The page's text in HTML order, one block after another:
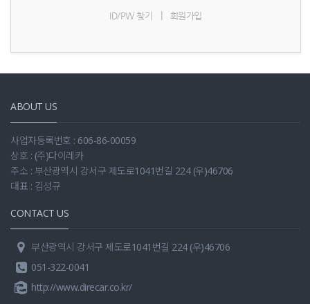
ID/PW 찾기 회원가입
ABOUT US
사업자등록번호 : 606-86-00059
상호 : (주)다이레카
주소 : 부산광역시 강서구 제도로1041번길 224 (우)46706
대표 : 김성규
CONTACT US
부산광역시 강서구 제도로1041번길 224 (우)46706
051-322-0041
http://www.direcar.co.kr/